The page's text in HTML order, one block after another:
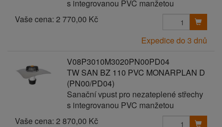
s integrovanou PVC manžetou
Vaše cena: 2 770,00 Kč
Expedice do 3 dnů
V08P3010M3020PN00PD04
TW SAN BZ 110 PVC MONARPLAN D
(PN00/PD04)
Sanační vpust pro nezateplené střechy
s integrovanou PVC manžetou
Vaše cena: 2 870,00 Kč